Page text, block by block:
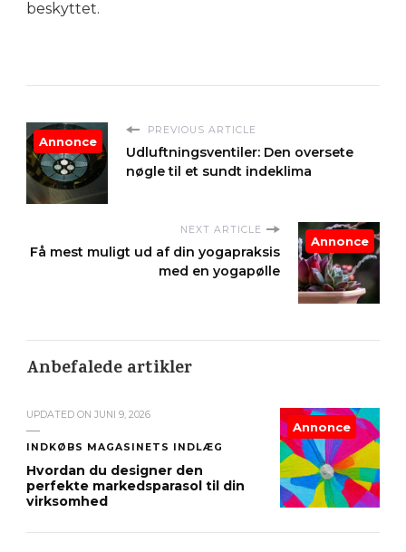
beskyttet.
PREVIOUS ARTICLE
Udluftningsventiler: Den oversete
nøgle til et sundt indeklima
Annonce
NEXT ARTICLE
Få mest muligt ud af din yogapraksis
med en yogapølle
Annonce
Anbefalede artikler
UPDATED ON JUNI 9, 2026
INDKØBS MAGASINETS INDLÆG
Hvordan du designer den
perfekte markedsparasol til din
virksomhed
Annonce